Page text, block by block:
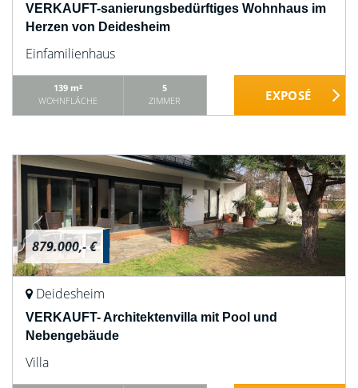
VERKAUFT-sanierungsbedürftiges Wohnhaus im
Herzen von Deidesheim
Einfamilienhaus
139 m²
WOHNFLÄCHE
5
ZIMMER
879.000,- €
Deidesheim
VERKAUFT- Architektenvilla mit Pool und
Nebengebäude
Villa